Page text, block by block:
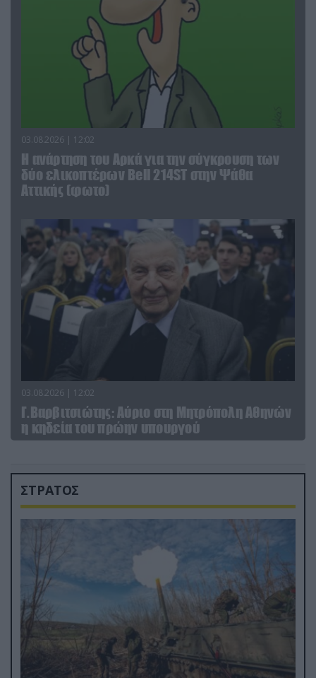
03.08.2026 | 12:02
Η ανάρτηση του Αρκά για την σύγκρουση των
δύο ελικοπτέρων Bell 214ST στην Ψάθα
Αττικής (φωτο)
03.08.2026 | 12:02
Γ.Βαρβιτσιώτης: Aύριο στη Μητρόπολη Αθηνών
η κηδεία του πρώην υπουργού
ΣΤΡΑΤΟΣ